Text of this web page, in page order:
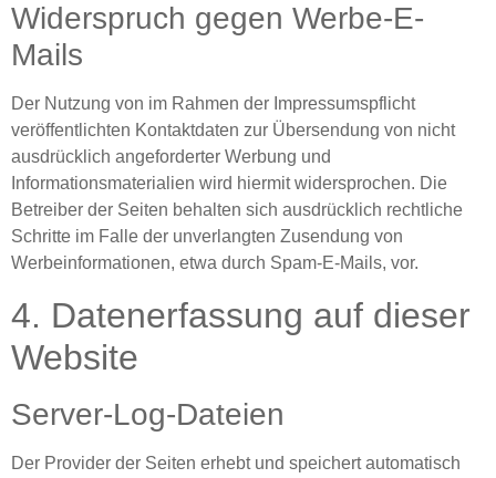
Widerspruch gegen Werbe-E-
Mails
Der Nutzung von im Rahmen der Impressumspflicht
veröffentlichten Kontaktdaten zur Übersendung von nicht
ausdrücklich angeforderter Werbung und
Informationsmaterialien wird hiermit widersprochen. Die
Betreiber der Seiten behalten sich ausdrücklich rechtliche
Schritte im Falle der unverlangten Zusendung von
Werbeinformationen, etwa durch Spam-E-Mails, vor.
4. Datenerfassung auf dieser
Website
Server-Log-Dateien
Der Provider der Seiten erhebt und speichert automatisch